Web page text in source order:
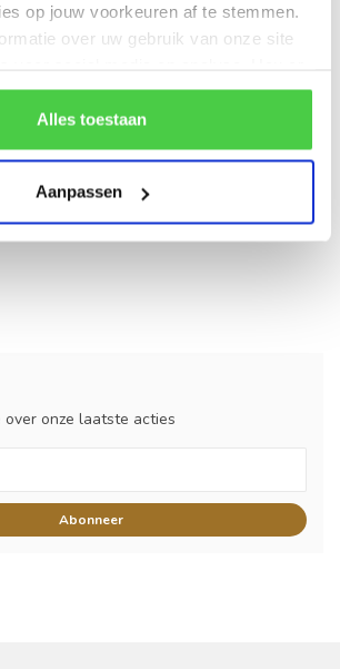
op jouw voorkeuren af te stemmen.
over uw gebruik van onze site
als je bepaalde cookies blokkeert, het
van de website kan verstoren.
Alles toestaan
Aanpassen
onze laatste acties
Abonneer